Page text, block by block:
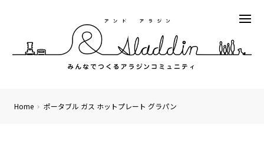
Home ポータブル ガス ホットプレート グラパン